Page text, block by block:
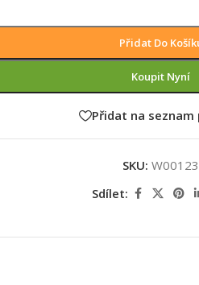
Přidat Do
Koupit Nyní
Přidat na seznam
SKU: W00123
Sdílet: